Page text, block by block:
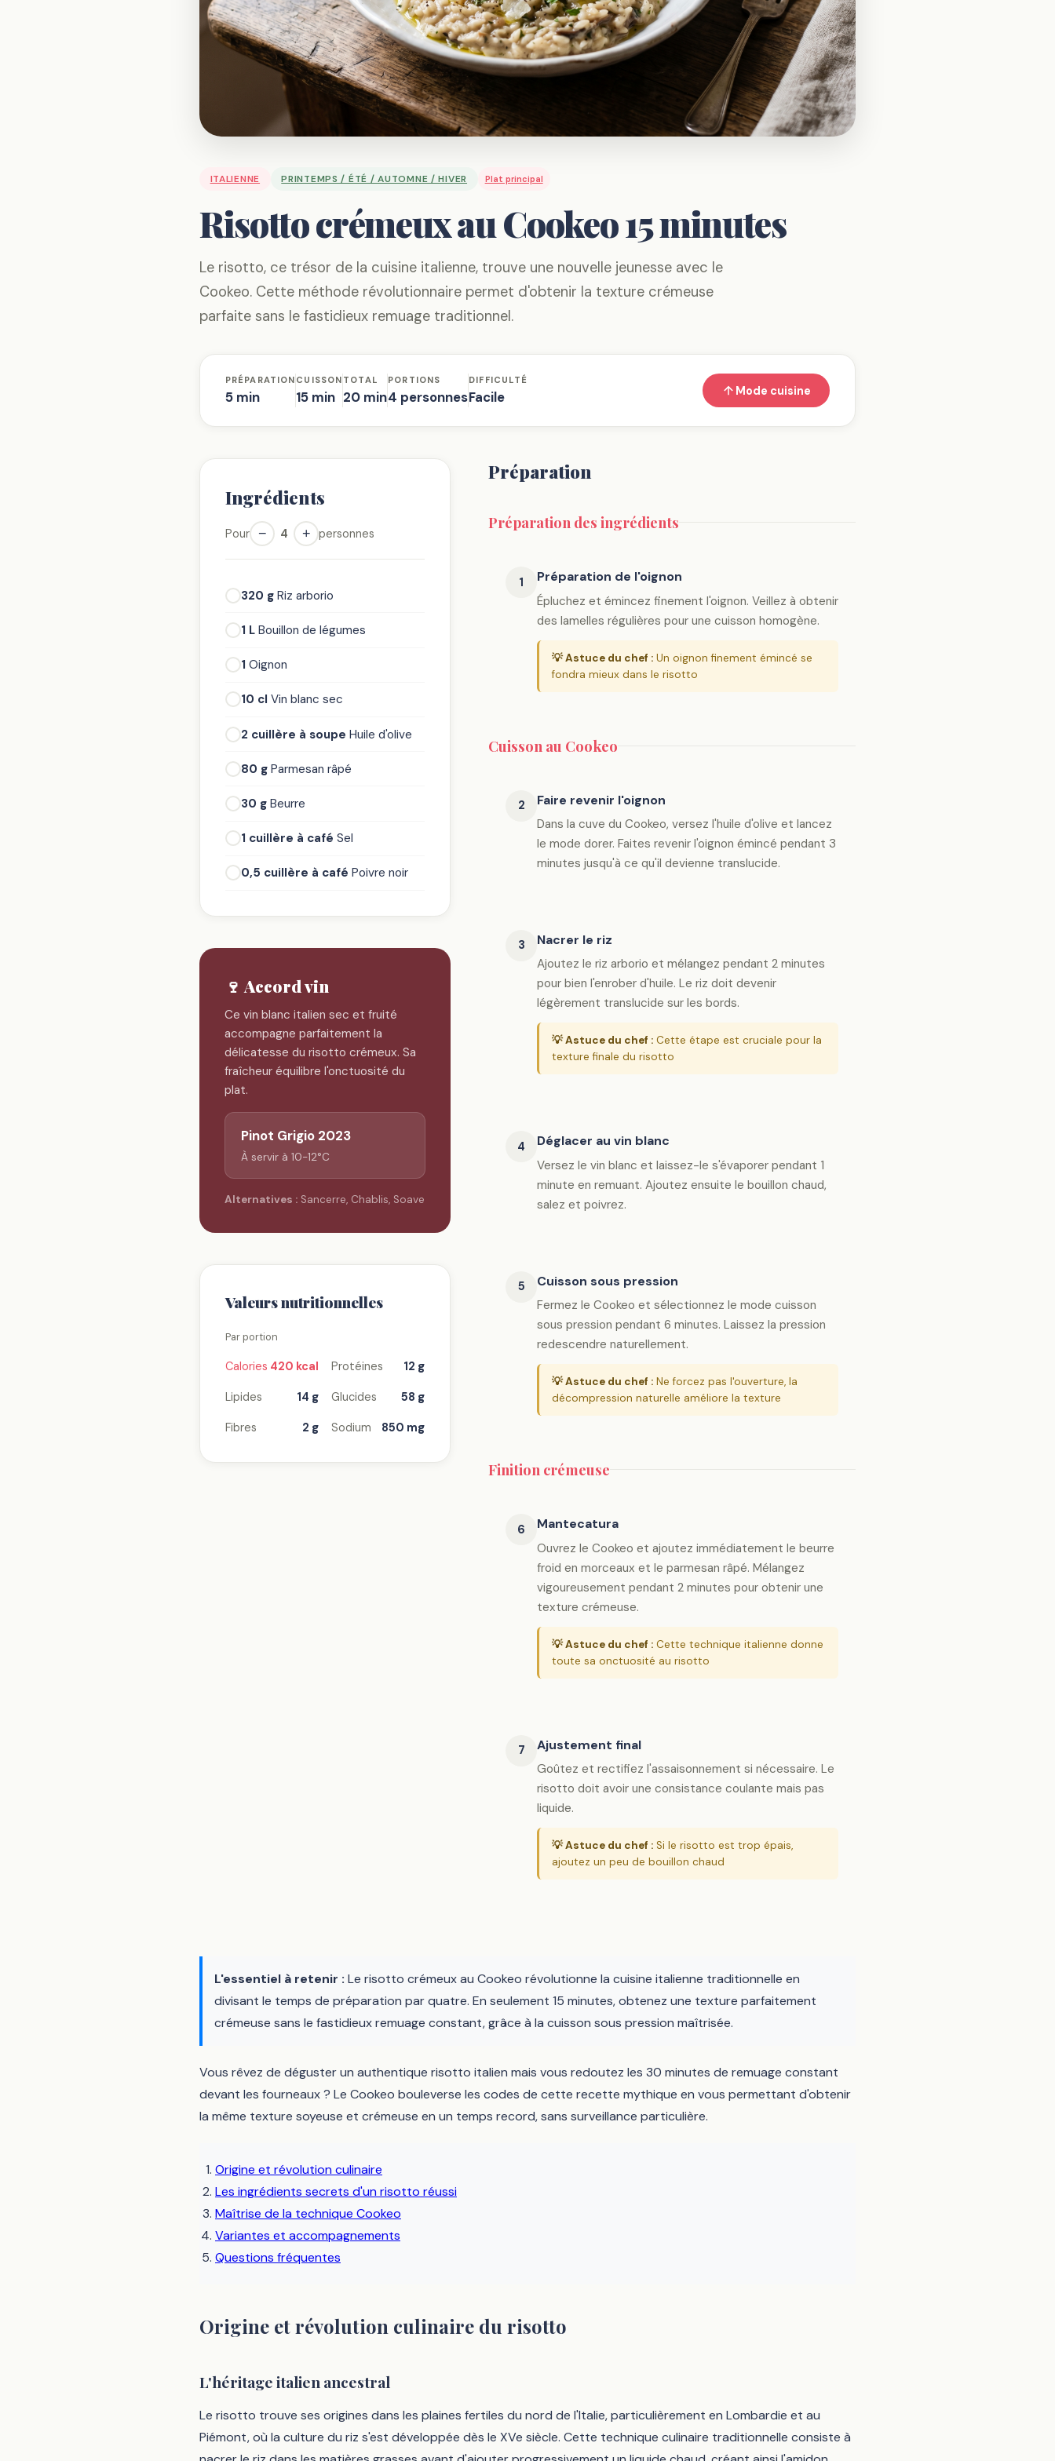
ITALIENNE PRINTEMPS / ÉTÉ / AUTOMNE / HIVER Plat principal
Risotto crémeux au Cookeo 15 minutes
Le risotto, ce trésor de la cuisine italienne, trouve une nouvelle jeunesse avec le
Cookeo. Cette méthode révolutionnaire permet d'obtenir la texture crémeuse
parfaite sans le fastidieux remuage traditionnel.
PRÉPARATION
5 min
CUISSON
15 min
TOTAL
20 min
PORTIONS
4 personnes
DIFFICULTÉ
Facile Mode cuisine
Ingrédients
Pour − 4 + personnes
320 g Riz arborio
1 L Bouillon de légumes
1 Oignon
10 cl Vin blanc sec
2 cuillère à soupe Huile d'olive
80 g Parmesan râpé
30 g Beurre
1 cuillère à café Sel
0,5 cuillère à café Poivre noir
🍷 Accord vin
Ce vin blanc italien sec et fruité
accompagne parfaitement la
délicatesse du risotto crémeux. Sa
fraîcheur équilibre l'onctuosité du
plat.
Pinot Grigio 2023
À servir à 10-12°C
Alternatives : Sancerre, Chablis, Soave
Valeurs nutritionnelles
Par portion
Calories 420 kcal Protéines 12 g
Lipides 14 g Glucides 58 g
Fibres 2 g Sodium 850 mg
Préparation
Préparation des ingrédients
1 Préparation de l'oignon
Épluchez et émincez finement l'oignon. Veillez à obtenir
des lamelles régulières pour une cuisson homogène.
💡 Astuce du chef : Un oignon finement émincé se
fondra mieux dans le risotto
Cuisson au Cookeo
2 Faire revenir l'oignon
Dans la cuve du Cookeo, versez l'huile d'olive et lancez
le mode dorer. Faites revenir l'oignon émincé pendant 3
minutes jusqu'à ce qu'il devienne translucide.
3 Nacrer le riz
Ajoutez le riz arborio et mélangez pendant 2 minutes
pour bien l'enrober d'huile. Le riz doit devenir
légèrement translucide sur les bords.
💡 Astuce du chef : Cette étape est cruciale pour la
texture finale du risotto
4 Déglacer au vin blanc
Versez le vin blanc et laissez-le s'évaporer pendant 1
minute en remuant. Ajoutez ensuite le bouillon chaud,
salez et poivrez.
5 Cuisson sous pression
Fermez le Cookeo et sélectionnez le mode cuisson
sous pression pendant 6 minutes. Laissez la pression
redescendre naturellement.
💡 Astuce du chef : Ne forcez pas l'ouverture, la
décompression naturelle améliore la texture
Finition crémeuse
6 Mantecatura
Ouvrez le Cookeo et ajoutez immédiatement le beurre
froid en morceaux et le parmesan râpé. Mélangez
vigoureusement pendant 2 minutes pour obtenir une
texture crémeuse.
💡 Astuce du chef : Cette technique italienne donne
toute sa onctuosité au risotto
7 Ajustement final
Goûtez et rectifiez l'assaisonnement si nécessaire. Le
risotto doit avoir une consistance coulante mais pas
liquide.
💡 Astuce du chef : Si le risotto est trop épais,
ajoutez un peu de bouillon chaud
L'essentiel à retenir : Le risotto crémeux au Cookeo révolutionne la cuisine italienne traditionnelle en
divisant le temps de préparation par quatre. En seulement 15 minutes, obtenez une texture parfaitement
crémeuse sans le fastidieux remuage constant, grâce à la cuisson sous pression maîtrisée.
Vous rêvez de déguster un authentique risotto italien mais vous redoutez les 30 minutes de remuage constant
devant les fourneaux ? Le Cookeo bouleverse les codes de cette recette mythique en vous permettant d'obtenir
la même texture soyeuse et crémeuse en un temps record, sans surveillance particulière.
Origine et révolution culinaire
Les ingrédients secrets d'un risotto réussi
Maîtrise de la technique Cookeo
Variantes et accompagnements
Questions fréquentes
Origine et révolution culinaire du risotto
L'héritage italien ancestral
Le risotto trouve ses origines dans les plaines fertiles du nord de l'Italie, particulièrement en Lombardie et au
Piémont, où la culture du riz s'est développée dès le XVe siècle. Cette technique culinaire traditionnelle consiste à